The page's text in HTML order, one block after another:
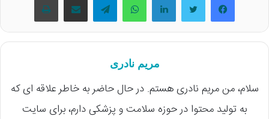
مریم نادری
سلام، من مریم نادری هستم. در حال حاضر به خاطر علاقه ای که
به تولید محتوا در حوزه سلامت و پزشکی دارم، برای سایت